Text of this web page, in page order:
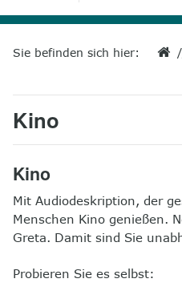
Sie befinden sich hier:
Kino
Kino
Mit Audiodeskription, der
Menschen Kino genießen.
Greta. Damit sind Sie
Probieren Sie es selbst: